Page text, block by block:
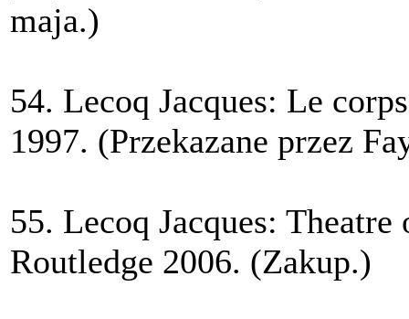
maja.)
54. Lecoq Jacques: Le
1997. (Przekazane przez
55. Lecoq Jacques:
Routledge 2006. (Zakup.)